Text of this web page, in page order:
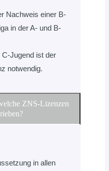
Nachweis einer B-
in der A- und B-
C-Jugend ist der
notwendig.
ZNS-Lizenzen
in allen